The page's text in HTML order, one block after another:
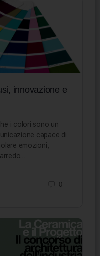
innovazione e
i colori sono un
capace di
emozioni,
0